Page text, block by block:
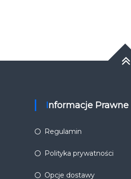
Informacje Prawne
Regulamin
Polityka prywatności
Opcje dostawy